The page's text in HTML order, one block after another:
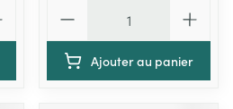
Ajouter au panier